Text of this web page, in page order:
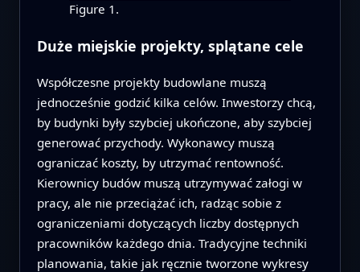
Figure 1.
Duże miejskie projekty, splątane cele
Współczesne projekty budowlane muszą
jednocześnie godzić kilka celów. Inwestorzy chcą,
by budynki były szybciej ukończone, aby szybciej
generować przychody. Wykonawcy muszą
ograniczać koszty, by utrzymać rentowność.
Kierownicy budów muszą utrzymywać załogi w
pracy, ale nie przeciążać ich, radząc sobie z
ograniczeniami dotyczących liczby dostępnych
pracowników każdego dnia. Tradycyjne techniki
planowania, takie jak ręcznie tworzone wykresy